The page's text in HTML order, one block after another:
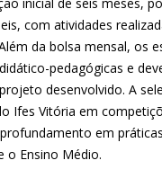
com atividades
da bolsa mensal, os
pedagógicas e
desenvolvido. A
Ifes Vitória em
em
o Ensino Médio.